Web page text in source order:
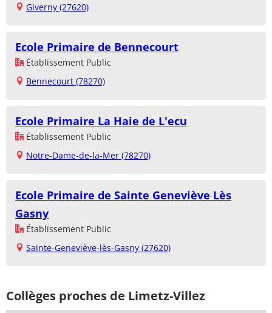
Giverny (27620)
Ecole Primaire de Bennecourt
Établissement Public
Bennecourt (78270)
Ecole Primaire La Haie de L'ecu
Établissement Public
Notre-Dame-de-la-Mer (78270)
Ecole Primaire de Sainte Geneviève Lès
Gasny
Établissement Public
Sainte-Geneviève-lès-Gasny (27620)
Collèges proches de Limetz-Villez